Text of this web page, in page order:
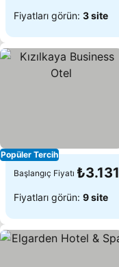
Fiyatları görün: 3 site
Popüler Tercih
Başlangıç Fiyatı ₺3.131
Fiyatları görün: 9 site